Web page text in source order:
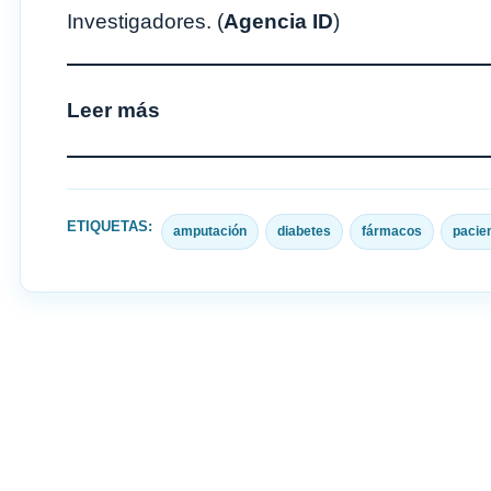
Investigadores. (Agencia ID)
Leer más
ETIQUETAS: amputación diabetes fármacos